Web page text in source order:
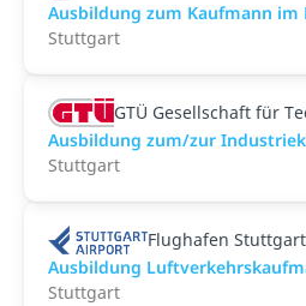
Ausbildung zum Kaufmann
Stuttgart
GTÜ Gesellschaft für
Ausbildung zum/zur
Stuttgart
Flughafen Stuttgart
Ausbildung
Stuttgart